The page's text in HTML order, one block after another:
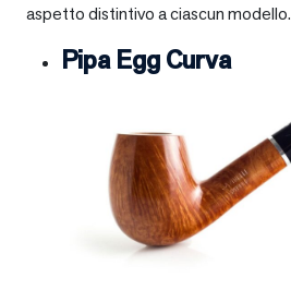
aspetto distintivo a ciascun modello.
Pipa Egg Curva